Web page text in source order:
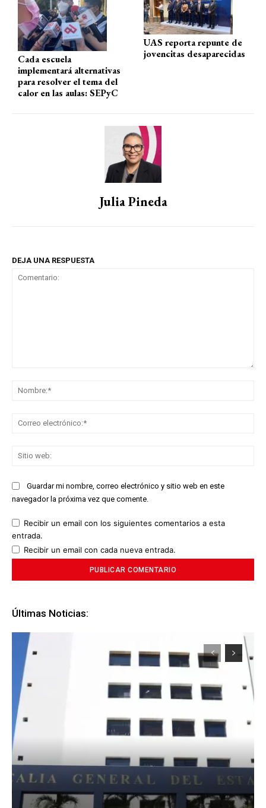
p
k
Cada escuela
implementará alternativas
para resolver el tema del
calor en las aulas: SEPyC
UAS reporta repunte de
jovencitas desaparecidas
Julia Pineda
DEJA UNA RESPUESTA
Guardar mi nombre, correo electrónico y sitio web en este
navegador la próxima vez que comente.
Recibir un email con los siguientes comentarios a esta
entrada.
Recibir un email con cada nueva entrada.
Últimas Noticias: